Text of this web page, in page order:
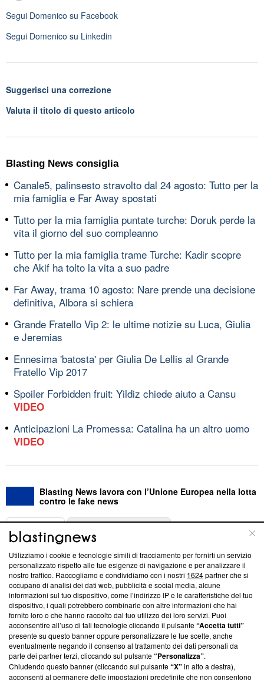
Segui Domenico su Facebook
Segui Domenico su Linkedin
Suggerisci una correzione
Valuta il titolo di questo articolo
Blasting News consiglia
Canale5, palinsesto stravolto dal 24 agosto: Tutto per la
mia famiglia e Far Away spostati
Tutto per la mia famiglia puntate turche: Doruk perde la
vita il giorno del suo compleanno
Tutto per la mia famiglia trame Turche: Kadir scopre
che Akif ha tolto la vita a suo padre
Far Away, trama 10 agosto: Nare prende una decisione
definitiva, Albora si schiera
Grande Fratello Vip 2: le ultime notizie su Luca, Giulia
e Jeremias
Ennesima 'batosta' per Giulia De Lellis al Grande
Fratello Vip 2017
Spoiler Forbidden fruit: Yildiz chiede aiuto a Cansu
VIDEO
Anticipazioni La Promessa: Catalina ha un altro uomo
VIDEO
Blasting News lavora con l’Unione Europea nella lotta
contro le fake news
ABOUT
Questa sezione offre informazioni trasparenti su Blasting
News, sui nostri processi editoriali e su come ci impegniamo a
creare news di qualità. Inoltre, afferma la nostra aderenza a
‘Trust Project - News with Integrity’Blasting News non è
ancora membro del programma, ma ha richiesto di farne
parte; Trust Project non ha ancora effettuato una verifica di
conformità agli standard.
Su di noi
Utilizziamo i cookie e tecnologie simili di tracciamento per fornirti un servizio
personalizzato rispetto alle tue esigenze di navigazione e per analizzare il
nostro traffico. Raccogliamo e condividiamo con i nostri 1624partner che si
occupano di analisi dei dati web, pubblicità e social media, alcune
informazioni sul tuo dispositivo, come l’indirizzo IP e le caratteristiche del tuo
dispositivo, i quali potrebbero combinarle con altre informazioni che hai
fornito loro o che hanno raccolto dal tuo utilizzo dei loro servizi. Puoi
acconsentire all’uso di tali tecnologie cliccando il pulsante“Accetta tutti”
presente su questo banner oppure personalizzare le tue scelte, anche
eventualmente negando il consenso al trattamento dei dati personali da
parte dei partner terzi, cliccando sul pulsante“Personalizza”.
Chiudendo questo banner (cliccando sul pulsante“X”in alto a destra),
acconsenti al permanere delle impostazioni predefinite che non consentono